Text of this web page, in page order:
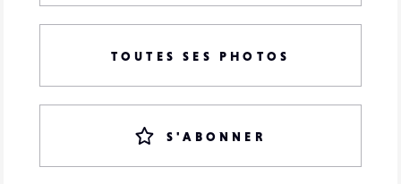
TOUTES SES PHOTOS
S'ABONNER